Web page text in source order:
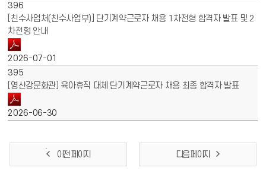
396
[친수사업처(친수사업부)] 단기계약근로자 채용 1차전형 합격자 발표 및 2
차전형 안내
2026-07-01
395
[영산강문화관] 육아휴직 대체 단기계약근로자 채용 최종 합격자 발표
2026-06-30
이전 페이지 다음 페이지